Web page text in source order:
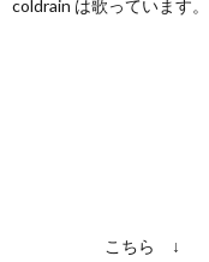
coldrain は歌っています。
こちら ↓